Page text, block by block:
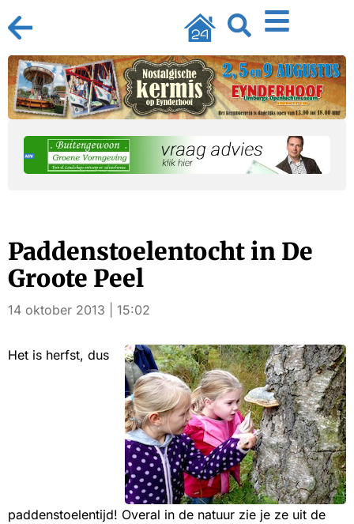
Paddenstoelentocht in De
Groote Peel
14 oktober 2013 | 15:02
Het is herfst, dus
paddenstoelentijd! Overal in de natuur zie je ze uit de